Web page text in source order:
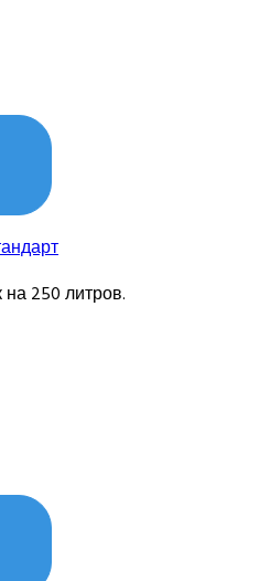
250 литров.